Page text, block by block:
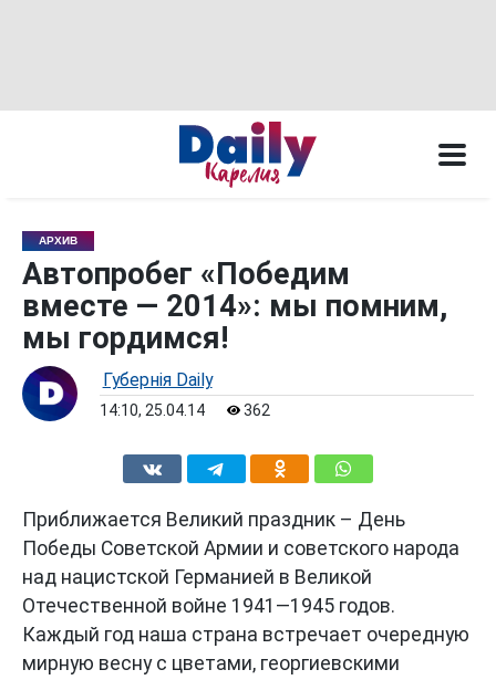
АРХИВ
Автопробег «Победим
вместе — 2014»: мы помним,
мы гордимся!
Губернiя Daily
14:10, 25.04.14 362
Приближается Великий праздник – День
Победы Советской Армии и советского народа
над нацистской Германией в Великой
Отечественной войне 1941—1945 годов.
Каждый год наша страна встречает очередную
мирную весну с цветами, георгиевскими